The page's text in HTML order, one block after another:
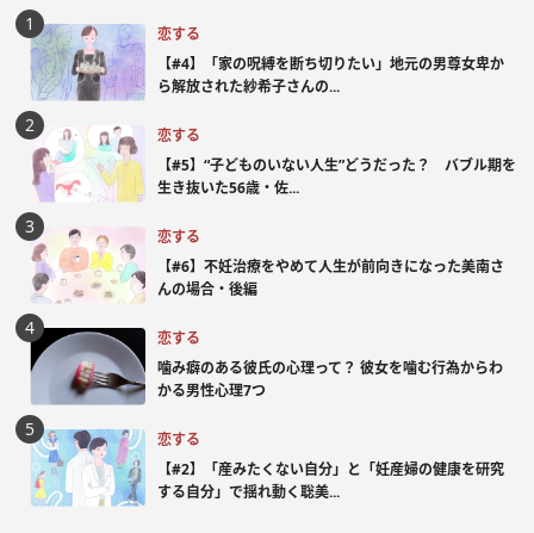
恋する
【#4】「家の呪縛を断ち切りたい」地元の男尊女卑か
ら解放された紗希子さんの...
恋する
【#5】“子どものいない人生”どうだった？ バブル期を
生き抜いた56歳・佐...
恋する
【#6】不妊治療をやめて人生が前向きになった美南さ
んの場合・後編
恋する
噛み癖のある彼氏の心理って？ 彼女を噛む行為からわ
かる男性心理7つ
恋する
【#2】「産みたくない自分」と「妊産婦の健康を研究
する自分」で揺れ動く聡美...